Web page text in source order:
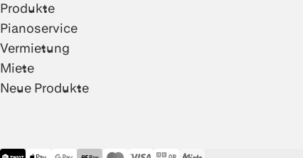
Produkte
Pianoservice
Vermietung
Miete
Neue Produkte